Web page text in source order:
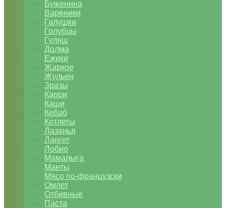
Буженина
Вареники
Галушки
Голубцы
Гуляш
Долма
Ежики
Жаркое
Жульен
Зразы
Карри
Каши
Кебаб
Котлеты
Лазанья
Лангет
Лобио
Мамалыга
Манты
Мясо по-французски
Омлет
Отбивные
Паста